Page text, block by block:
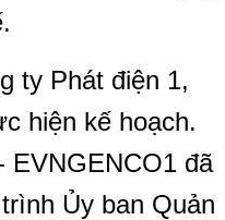
ty Phát điện 1,
hiện kế hoạch.
EVNGENCO1 đã
Ủy ban Quản